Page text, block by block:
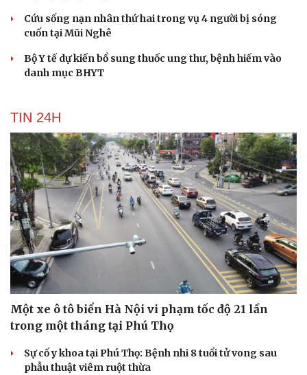
Cứu sống nạn nhân thứ hai trong vụ 4 người bị sóng
cuốn tại Mũi Nghê
Bộ Y tế dự kiến bổ sung thuốc ung thư, bệnh hiếm vào
danh mục BHYT
TIN 24H
Một xe ô tô biển Hà Nội vi phạm tốc độ 21 lần
trong một tháng tại Phú Thọ
Sự cố y khoa tại Phú Thọ: Bệnh nhi 8 tuổi tử vong sau
phẫu thuật viêm ruột thừa